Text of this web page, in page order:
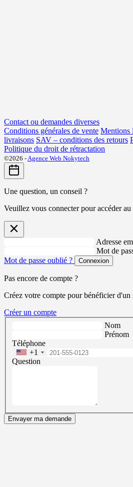
Contact ou demandes diverses
Conditions générales de vente Mentions
livraisons SAV – conditions des retours
Politique du droit de rétractation
©2026 -Agence Web Nokytech
Une question, un conseil ?
Veuillez vous connecter pour accéder
Adresse
Mot de
Mot de passe oublié ?
Connexion
Pas encore de compte ?
Créez votre compte pour bénéficier d'un
Créer un compte
Nom
Prénom
Téléphone
+1
Question
Envayer ma demande